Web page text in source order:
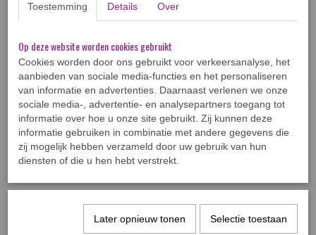
Home › Kinderboeken <12jr › Kameleon
Toestemming Details Over
Op deze website worden cookies gebruikt
Cookies worden door ons gebruikt voor verkeersanalyse, het
aanbieden van sociale media-functies en het personaliseren
van informatie en advertenties. Daarnaast verlenen we onze
sociale media-, advertentie- en analysepartners toegang tot
informatie over hoe u onze site gebruikt. Zij kunnen deze
informatie gebruiken in combinatie met andere gegevens die
zij mogelijk hebben verzameld door uw gebruik van hun
diensten of die u hen hebt verstrekt.
Later opnieuw tonen Selectie toestaan